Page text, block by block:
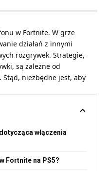
w Fortnite. W grze
działań z innymi
rozgrywek. Strategie,
są zależne od
niezbędne jest, aby
włączenia
Fortnite na PS5?